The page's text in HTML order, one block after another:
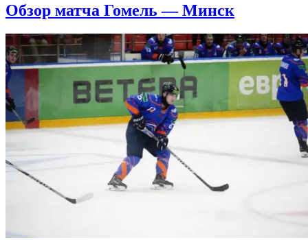
Обзор матча Гомель — Минск